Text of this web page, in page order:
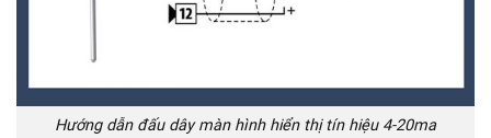
Hướng dẫn đấu dây màn hình hiển thị tín hiệu 4-20ma